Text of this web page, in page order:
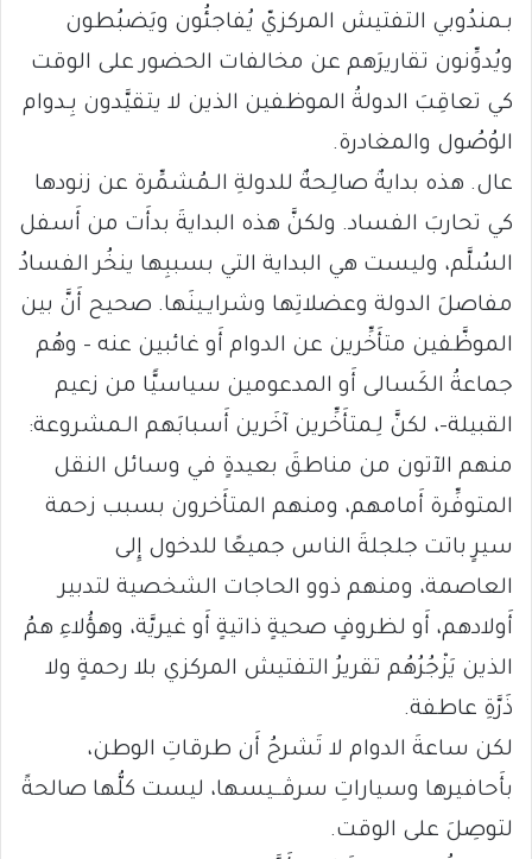
بـمندُوبي التفتيش المركزيّ يُفاجئُون ويَضبُطون
ويُدوِّنون تقاريرَهم عن مخالفات الحضور على الوقت
كي تعاقِبَ الدولةُ الموظفين الذين لا يتقيَّدون بِـدوام
الوُصُول والمغادرة.
عال. هذه بدايةٌ صالِـحةٌ للدولةِ الـمُشمِّرة عن زنودها
كي تحاربَ الفساد. ولكنَّ هذه البدايةَ بدأَت من أَسفل
السُلَّم، وليست هي البداية التي بسببِها ينخُر الفسادُ
مفاصلَ الدولة وعضلاتِها وشرايـينَها. صحيح أَنَّ بين
الموظَّفين متأَخِّرين عن الدوام أَو غائبين عنه – وهُم
جماعةُ الكَسالى أَو المدعومين سياسيًّا من زعيم
القبيلة-، لكنَّ لِـمتأَخِّرين آخَرين أَسبابَهم الـمشروعة:
منهم الآتون من مناطقَ بعيدةٍ في وسائل النقل
المتوفِّرة أَمامهم، ومنهم المتأَخرون بسبب زحمة
سيرٍ باتت جلجلةَ الناس جميعًا للدخول إِلى
العاصمة، ومنهم ذوو الحاجات الشخصية لتدبير
أَولادهم، أَو لظروفٍ صحيةٍ ذاتيةٍ أَو غيريَّة، وهؤُلاءِ همُ
الذين يَزْجُرُهُم تقريرُ التفتيش المركزي بلا رحمةٍ ولا
ذَرَّةِ عاطفة.
لكن ساعةَ الدوام لا تَشرحُ أَن طرقاتِ الوطن،
بأَحافيرها وسياراتِ سرﭬــيسها، ليست كلُّها صالحةً
لتوصِلَ على الوقت.